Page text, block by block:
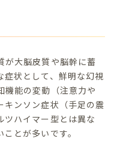
が大脳皮質や脳幹に蓄
状として、鮮明な幻視
機能の変動（注意力や
キンソン症状（手足の震
ツハイマー型とは異な
とが多いです。